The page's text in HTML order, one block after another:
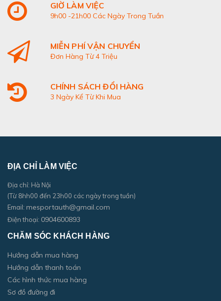
GIỜ LÀM VIỆC
9h00 -21h00 Các Ngày Trong Tuần
MIỄN PHÍ VẬN CHUYỂN
Đơn Hàng Từ 4 Triệu
CHÍNH SÁCH ĐỔI HÀNG
3 Ngày Kể Từ Khi Mua
ĐỊA CHỈ LÀM VIỆC
Địa chỉ: Hà Nội
(Từ 8hh00 đến 23h00 các ngày trong tuần)
Email: mesportauth@gmail.com
Điện thoại: 0904600893
CHĂM SÓC KHÁCH HÀNG
Hướng dẫn mua hàng
Hướng dẫn thanh toán
Các hình thức mua hàng
Sơ đồ đường đi